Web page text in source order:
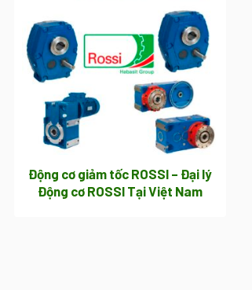
Động cơ giảm tốc ROSSI – Đại lý
Động cơ ROSSI Tại Việt Nam